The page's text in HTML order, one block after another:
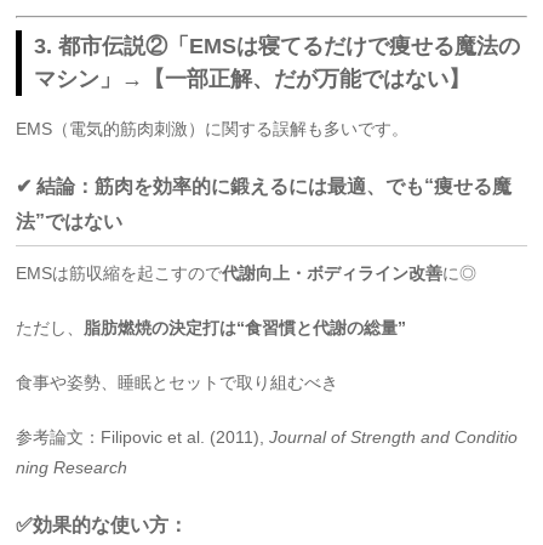
3. 都市伝説②「EMSは寝てるだけで痩せる魔法の
マシン」→【一部正解、だが万能ではない】
EMS（電気的筋肉刺激）に関する誤解も多いです。
✔ 結論：筋肉を効率的に鍛えるには最適、でも“痩せる魔
法”ではない
EMSは筋収縮を起こすので代謝向上・ボディライン改善に◎
ただし、 脂肪燃焼の決定打は“食習慣と代謝の総量”
食事や姿勢、睡眠とセットで取り組むべき
参考論文：Filipovic et al. (2011),Journal of Strength and Conditio
ning Research
✅効果的な使い方：